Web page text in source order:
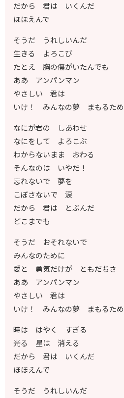
だから 君は いくんだ
ほほえんで
そうだ うれしいんだ
生きる よろこび
たとえ 胸の傷がいたんでも
ああ アンパンマン
やさしい 君は
いけ！ みんなの夢 まもるため
なにが君の しあわせ
なにをして よろこぶ
わからないまま おわる
そんなのは いやだ！
忘れないで 夢を
こぼさないで 涙
だから 君は とぶんだ
どこまでも
そうだ おそれないで
みんなのために
愛と 勇気だけが ともだちさ
ああ アンパンマン
やさしい 君は
いけ！ みんなの夢 まもるため
時は はやく すぎる
光る 星は 消える
だから 君は いくんだ
ほほえんで
そうだ うれしいんだ